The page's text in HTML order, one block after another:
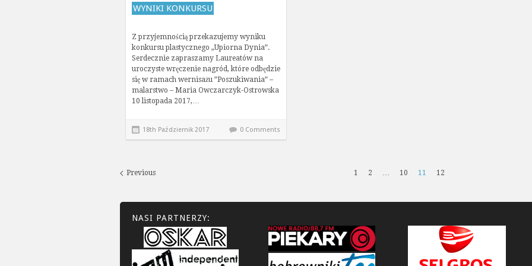
WYNIKI KONKURSU
Z przyjemnością przekazujemy wyniku
konkursu plastycznego „Upiorna Dynia”.
Serdecznie zapraszamy Laureatów na
uroczyste wręczenie nagród, które odbędzie
się w ramach wernisażu ”Poszukiwania” –
malarstwo – Maria Owczarczyk-Ostrowska
10 listopada 2017,…
18th Październik 2017 0 Comments
Previous 1 2 … 10 11 12
NASI PARTNERZY: